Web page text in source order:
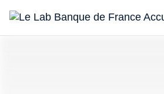
Le
Lab